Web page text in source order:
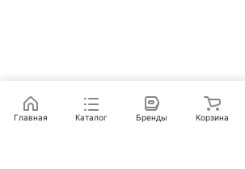
Главная Каталог Бренды Корзина